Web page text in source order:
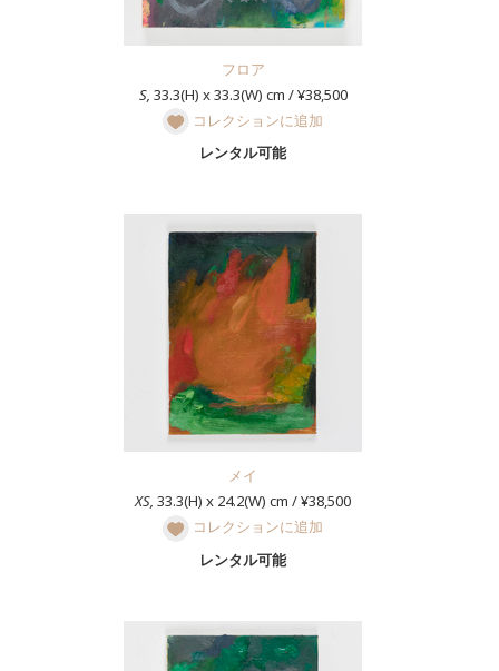
フロア
S, 33.3(H) x 33.3(W) cm / ¥38,500
コレクションに追加
レンタル可能
メイ
XS, 33.3(H) x 24.2(W) cm / ¥38,500
コレクションに追加
レンタル可能